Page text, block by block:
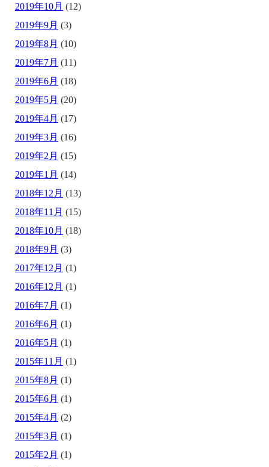
2019年10月 (12)
2019年9月 (3)
2019年8月 (10)
2019年7月 (11)
2019年6月 (18)
2019年5月 (20)
2019年4月 (17)
2019年3月 (16)
2019年2月 (15)
2019年1月 (14)
2018年12月 (13)
2018年11月 (15)
2018年10月 (18)
2018年9月 (3)
2017年12月 (1)
2016年12月 (1)
2016年7月 (1)
2016年6月 (1)
2016年5月 (1)
2015年11月 (1)
2015年8月 (1)
2015年6月 (1)
2015年4月 (2)
2015年3月 (1)
2015年2月 (1)